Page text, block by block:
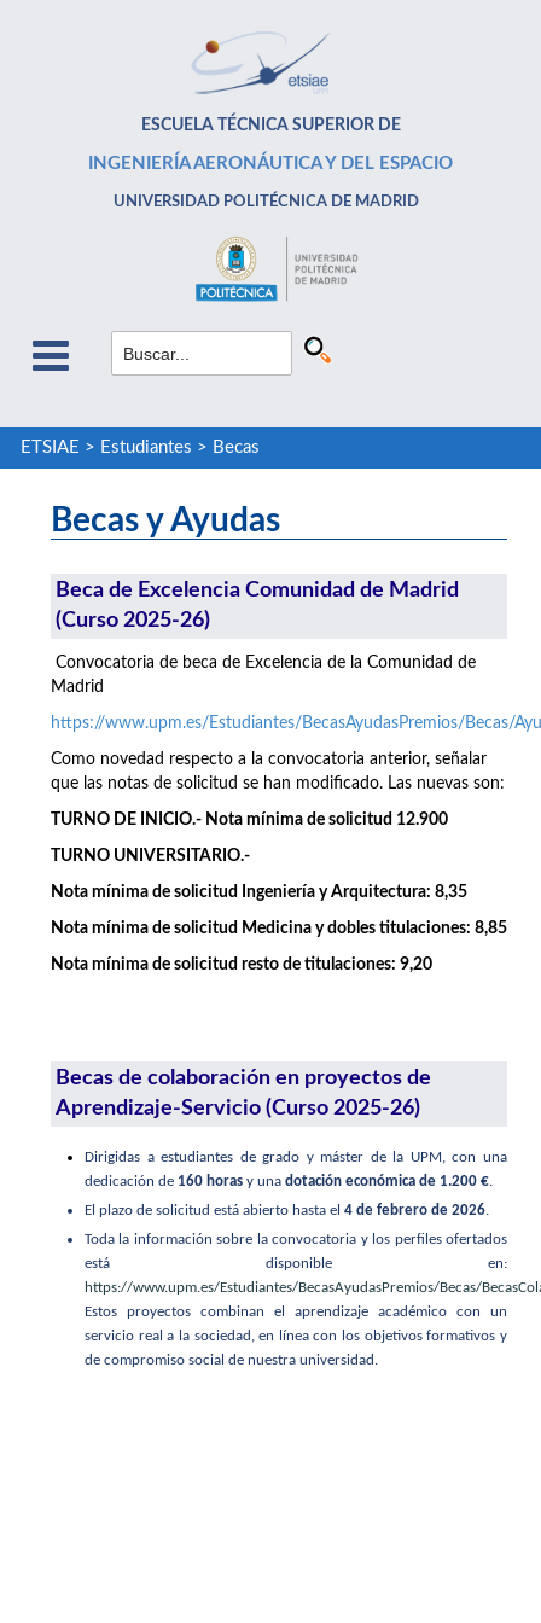
ESCUELA TÉCNICA SUPERIOR DE
INGENIERÍA AERONÁUTICA Y DEL ESPACIO
UNIVERSIDAD POLITÉCNICA DE MADRID
ETSIAE > Estudiantes > Becas
Becas y Ayudas
Beca de Excelencia Comunidad de Madrid
(Curso 2025-26)
Convocatoria de beca de Excelencia de la Comunidad de
Madrid
https://www.upm.es/Estudiantes/BecasAyudasPremios/Becas/
Como novedad respecto a la convocatoria anterior, señalar
que las notas de solicitud se han modificado. Las nuevas son:
TURNO DE INICIO.- Nota mínima de solicitud 12.900
TURNO UNIVERSITARIO.-
Nota mínima de solicitud Ingeniería y Arquitectura: 8,35
Nota mínima de solicitud Medicina y dobles titulaciones: 8,85
Nota mínima de solicitud resto de titulaciones: 9,20
Becas de colaboración en proyectos de
Aprendizaje-Servicio (Curso 2025-26)
Dirigidas a estudiantes de grado y máster de la UPM, con una
dedicación de 160 horas y una dotación económica de 1.200 €
El plazo de solicitud está abierto hasta el 4 de febrero de 2026.
Toda la información sobre la convocatoria y los perfiles ofertados
está disponible en:
https://www.upm.es/Estudiantes/BecasAyudasPremios/Becas/
Estos proyectos combinan el aprendizaje académico con un
servicio real a la sociedad, en línea con los objetivos formativos y
de compromiso social de nuestra universidad.